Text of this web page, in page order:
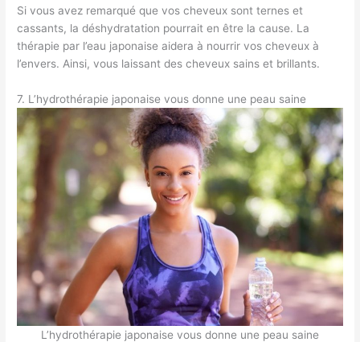
Si vous avez remarqué que vos cheveux sont ternes et
cassants, la déshydratation pourrait en être la cause. La
thérapie par l’eau japonaise aidera à nourrir vos cheveux à
l’envers. Ainsi, vous laissant des cheveux sains et brillants.
7. L’hydrothérapie japonaise vous donne une peau saine
L’hydrothérapie japonaise vous donne une peau saine